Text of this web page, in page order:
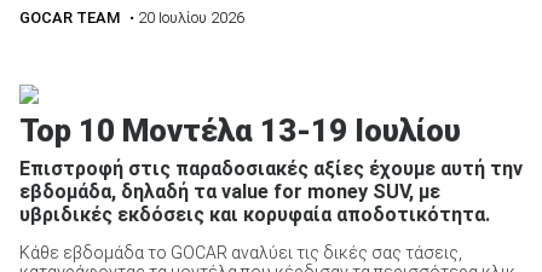
GOCAR TEAM • 20 Ιουλίου 2026
Top 10 Μοντέλα 13-19 Ιουλίου
Επιστροφή στις παραδοσιακές αξίες έχουμε αυτή την
εβδομάδα, δηλαδή τα value for money SUV, με
υβριδικές εκδόσεις και κορυφαία αποδοτικότητα.
Κάθε εβδομάδα το GOCAR αναλύει τις δικές σας τάσεις,